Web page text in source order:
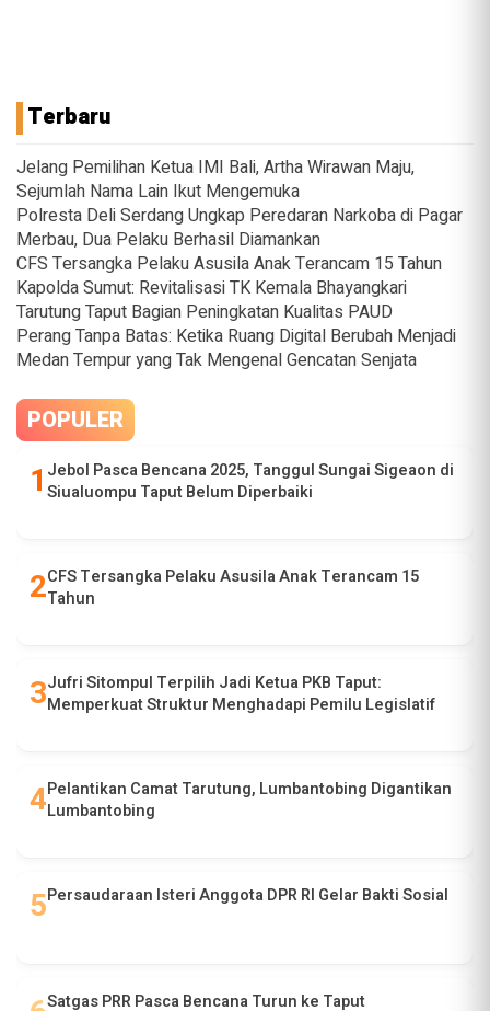
Terbaru
Jelang Pemilihan Ketua IMI Bali, Artha Wirawan Maju,
Sejumlah Nama Lain Ikut Mengemuka
Polresta Deli Serdang Ungkap Peredaran Narkoba di Pagar
Merbau, Dua Pelaku Berhasil Diamankan
CFS Tersangka Pelaku Asusila Anak Terancam 15 Tahun
Kapolda Sumut: Revitalisasi TK Kemala Bhayangkari
Tarutung Taput Bagian Peningkatan Kualitas PAUD
Perang Tanpa Batas: Ketika Ruang Digital Berubah Menjadi
Medan Tempur yang Tak Mengenal Gencatan Senjata
POPULER
Jebol Pasca Bencana 2025, Tanggul Sungai Sigeaon di
Siualuompu Taput Belum Diperbaiki
CFS Tersangka Pelaku Asusila Anak Terancam 15
Tahun
Jufri Sitompul Terpilih Jadi Ketua PKB Taput:
Memperkuat Struktur Menghadapi Pemilu Legislatif
Pelantikan Camat Tarutung, Lumbantobing Digantikan
Lumbantobing
Persaudaraan Isteri Anggota DPR RI Gelar Bakti Sosial
Satgas PRR Pasca Bencana Turun ke Taput